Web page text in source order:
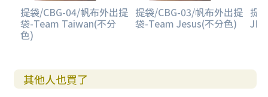
提袋/CBG-04/帆布外出提
袋-Team Taiwan(不分
色)
提袋/CBG-03/帆布外出提
袋-Team Jesus(不分色)
提
其他人也買了